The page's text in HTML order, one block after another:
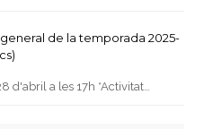
general de la temporada 2025-
d'abril a les 17h *Activitat…